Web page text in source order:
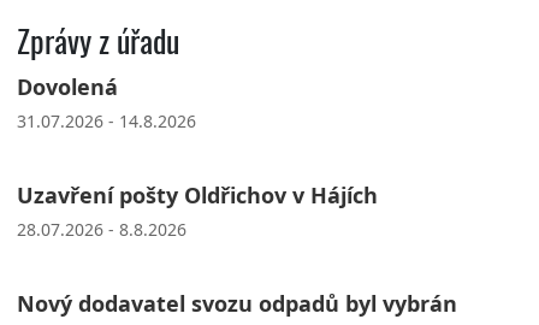
Zprávy z úřadu
Dovolená
31.07.2026 - 14.8.2026
Uzavření pošty Oldřichov v Hájích
28.07.2026 - 8.8.2026
Nový dodavatel svozu odpadů byl vybrán